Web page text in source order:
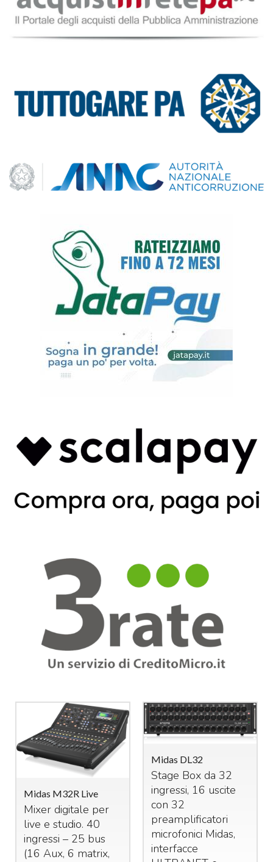
Midas M32R Live
Mixer digitale per
live e studio. 40
ingressi – 25 bus
(16 Aux, 6 matrix,
Midas DL32
Stage Box da 32
ingressi, 16 uscite
con 32
preamplificatori
microfonici Midas,
interfacce